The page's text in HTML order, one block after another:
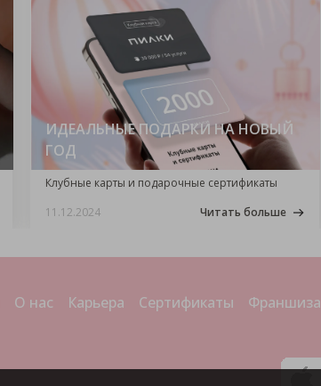
ИДЕАЛЬНЫЕ ПОДАРКИ НА НОВЫЙ
ГОД
Клубные карты и подарочные сертификаты
11.12.2024
Читать больше
О нас Карьера Сертификаты Франшиза